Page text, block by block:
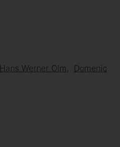
Hans Werner Olm
Domenic